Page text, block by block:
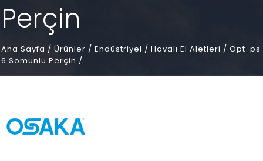
Perçin
Ana Sayfa / Ürünler / Endüstriyel / Havalı El Aletleri / Opt-ps
6 Somunlu Perçin /